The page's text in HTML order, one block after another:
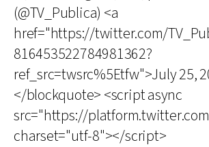
(@TV_Publica) <a
href="https://twitter.com/
816453522784981362?
ref_src=twsrc%5Etfw">July 25,
</blockquote> <script async
src="https://
charset="utf-8"></script>